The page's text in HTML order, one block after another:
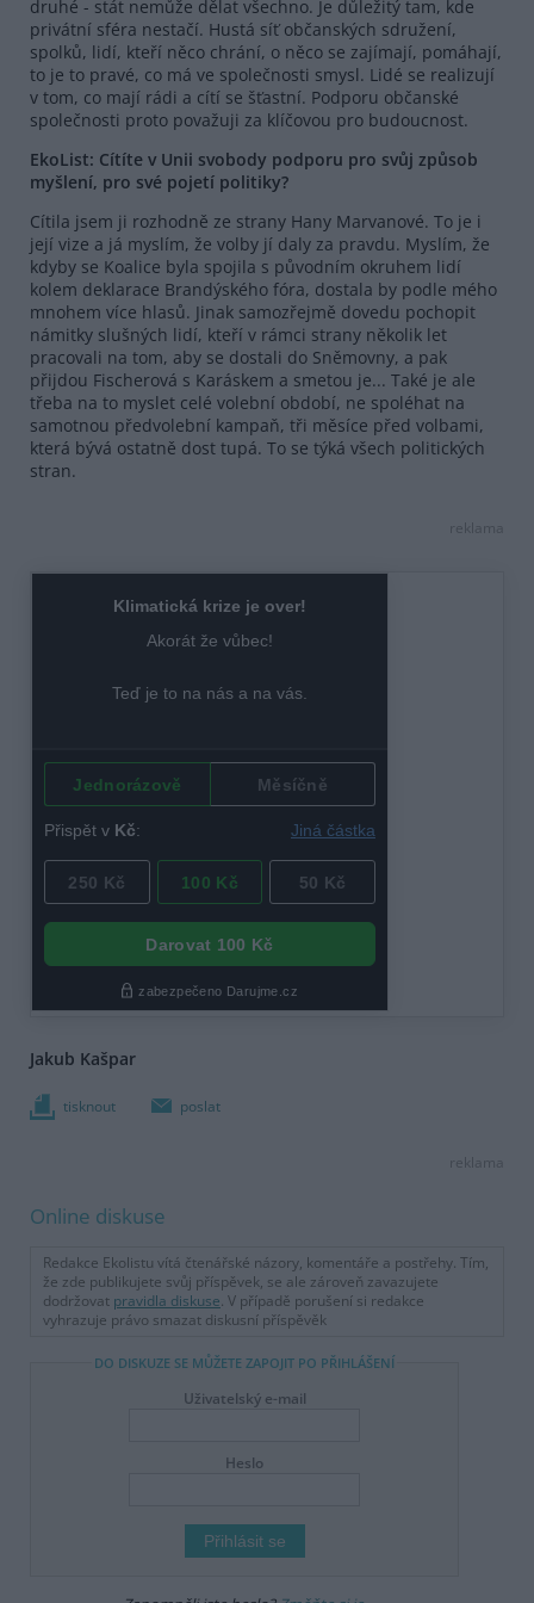
druhé - stát nemůže dělat všechno. Je důležitý tam, kde
privátní sféra nestačí. Hustá síť občanských sdružení,
spolků, lidí, kteří něco chrání, o něco se zajímají, pomáhají,
to je to pravé, co má ve společnosti smysl. Lidé se realizují
v tom, co mají rádi a cítí se šťastní. Podporu občanské
společnosti proto považuji za klíčovou pro budoucnost.
EkoList: Cítíte v Unii svobody podporu pro svůj způsob
myšlení, pro své pojetí politiky?
Cítila jsem ji rozhodně ze strany Hany Marvanové. To je i
její vize a já myslím, že volby jí daly za pravdu. Myslím, že
kdyby se Koalice byla spojila s původním okruhem lidí
kolem deklarace Brandýského fóra, dostala by podle mého
mnohem více hlasů. Jinak samozřejmě dovedu pochopit
námitky slušných lidí, kteří v rámci strany několik let
pracovali na tom, aby se dostali do Sněmovny, a pak
přijdou Fischerová s Karáskem a smetou je... Také je ale
třeba na to myslet celé volební období, ne spoléhat na
samotnou předvolební kampaň, tři měsíce před volbami,
která bývá ostatně dost tupá. To se týká všech politických
stran.
reklama
Jakub Kašpar
tisknout poslat
reklama
Online diskuse
Redakce Ekolistu vítá čtenářské názory, komentáře a postřehy. Tím,
že zde publikujete svůj příspěvek, se ale zároveň zavazujete
dodržovat pravidla diskuse. V případě porušení si redakce
vyhrazuje právo smazat diskusní příspěvěk
DO DISKUZE SE MŮŽETE ZAPOJIT PO PŘIHLÁŠENÍ
Uživatelský e-mail
Heslo